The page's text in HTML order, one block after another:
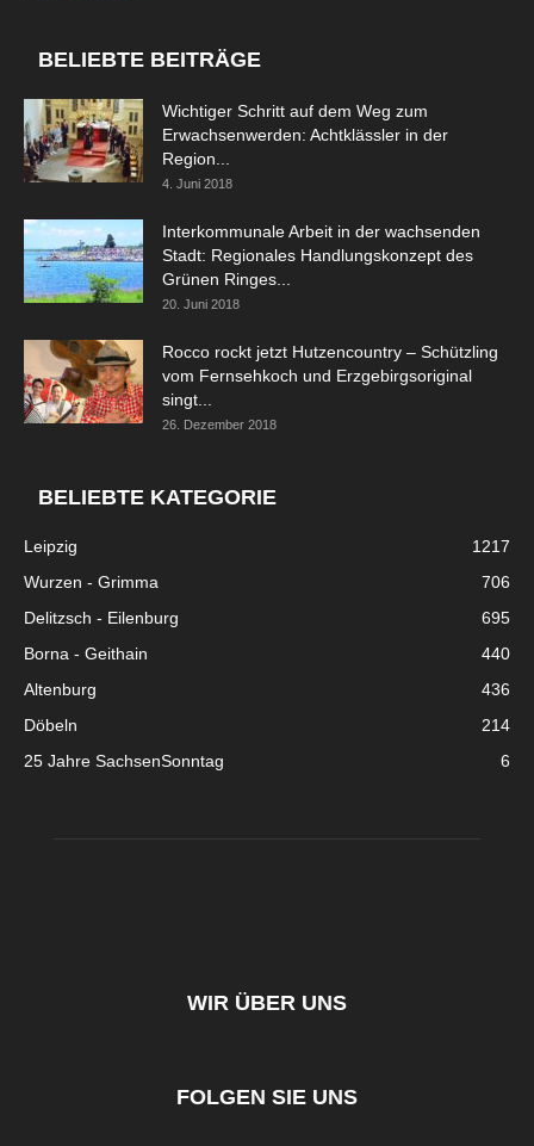
BELIEBTE BEITRÄGE
Wichtiger Schritt auf dem Weg zum
Erwachsenwerden: Achtklässler in der
Region...
4. Juni 2018
Interkommunale Arbeit in der wachsenden
Stadt: Regionales Handlungskonzept des
Grünen Ringes...
20. Juni 2018
Rocco rockt jetzt Hutzencountry – Schützling
vom Fernsehkoch und Erzgebirgsoriginal
singt...
26. Dezember 2018
BELIEBTE KATEGORIE
Leipzig
1217
Wurzen - Grimma
706
Delitzsch - Eilenburg
695
Borna - Geithain
440
Altenburg
436
Döbeln
214
25 Jahre SachsenSonntag
6
WIR ÜBER UNS
FOLGEN SIE UNS